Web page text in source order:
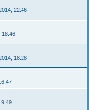
22:46
18:46
18:28